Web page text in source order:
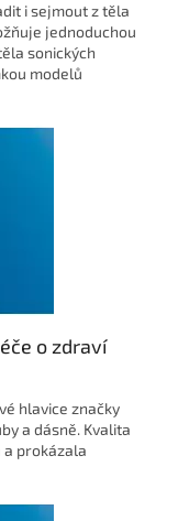
i sejmout z těla
jednoduchou
sonických
modelů
o zdraví
hlavice značky
a dásně. Kvalita
a prokázala